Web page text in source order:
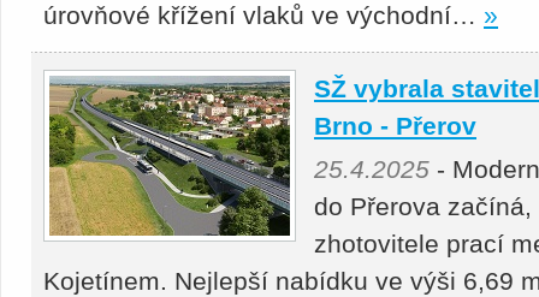
úrovňové křížení vlaků ve východní… »
SŽ vybrala
Brno - Přerov
25.4.2025 -
do Přerova
zhotovitele prací
Kojetínem. Nejlepší nabídku ve výši 6,69